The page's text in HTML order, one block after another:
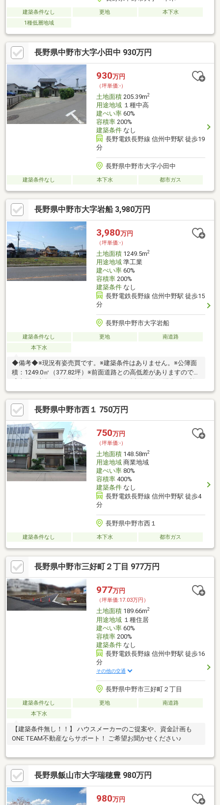
建築条件なし 更地
本下水
1種低層地域
長野県中野市大字小田中 930万円
930万円
（坪単価:-）
土地面積205.39m2
用途地域１種中高
建ぺい率60%
容積率200%
建築条件なし
長野電鉄長野線 信州中野駅 徒歩19
分
長野県中野市大字小田中
建築条件なし 本下水 都市ガス
長野県中野市大字岩船 3,980万円
3,980万円
（坪単価:-）
土地面積1249.5m2
用途地域準工業
建ぺい率60%
容積率200%
建築条件なし
長野電鉄長野線 信州中野駅 徒歩15
分
長野県中野市大字岩船
建築条件なし 更地
南道路
本下水
◆備考◆※現況有姿売買です。※建築条件はありません。※公簿面
積：1249.0㎡（377.82坪）※前面道路との高低差がありますので、
用形態をご検討ください。※北側県道が都市計画道路（幅員12
ｍ、事業決定未了）のため、売買の事前に公拡法の届出が必要と
なります。また、予定地内にて建物を建築する場合は、都市計画
法第53条の許可申請が必要となります。
長野県中野市西１ 750万円
750万円
（坪単価:-）
土地面積148.58m2
用途地域商業地域
建ぺい率80%
容積率400%
建築条件なし
長野電鉄長野線 信州中野駅 徒歩4
分
長野県中野市西１
建築条件なし 本下水 都市ガス
長野県中野市三好町２丁目 977万円
977万円
（坪単価:17.03万円）
土地面積189.66m2
用途地域１種住居
建ぺい率60%
容積率200%
建築条件なし
長野電鉄長野線 信州中野駅 徒歩16
分
その他の交通
長野県中野市三好町２丁目
建築条件なし 更地
南道路
本下水
【建築条件無し！！】 ハウスメーカーのご提案や、資金計画も
ONE TEAM不動産ならサポート！ ご希望お聞かせください♪
長野県飯山市大字瑞穂豊 980万円
980万円